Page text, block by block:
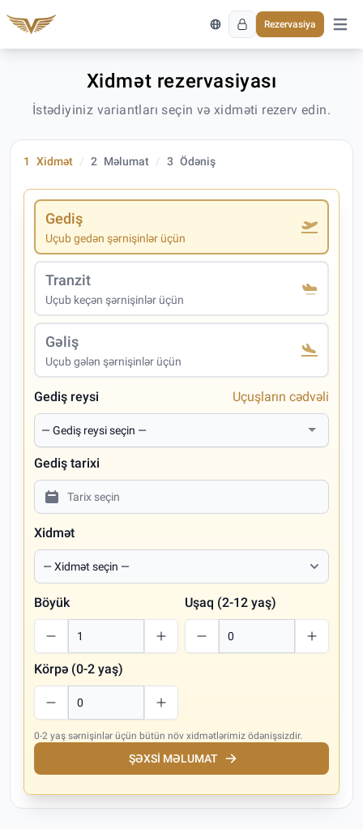
Rezervasiya
Əsas
Xidmət rezervasiyası
İstədiyiniz variantları seçin və xidməti rezerv edin.
1 Xidmət 2 Məlumat 3 Ödəniş
Gediş
Uçub gedən şərnişinlər üçün
Tranzit
Uçub keçən şərnişinlər üçün
Gəliş
Uçub gələn şərnişinlər üçün
Gediş reysi Uçuşların cədvəli
Gediş tarixi
Xidmət
Böyük Uşaq (2-12 yaş)
Körpə (0-2 yaş)
0-2 yaş sərnişinlər üçün bütün növ xidmətlərimiz ödənişsizdir.
ŞƏXSI MƏLUMAT